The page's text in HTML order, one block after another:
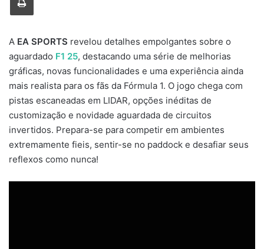
A EA SPORTS revelou detalhes empolgantes sobre o
aguardado F1 25, destacando uma série de melhorias
gráficas, novas funcionalidades e uma experiência ainda
mais realista para os fãs da Fórmula 1. O jogo chega com
pistas escaneadas em LIDAR, opções inéditas de
customização e novidade aguardada de circuitos
invertidos. Prepara-se para competir em ambientes
extremamente fieis, sentir-se no paddock e desafiar seus
reflexos como nunca!